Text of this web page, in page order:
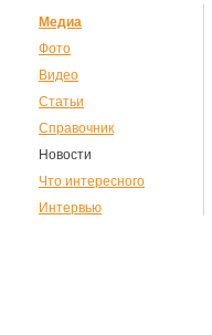
Медиа
Фото
Видео
Статьи
Справочник
Новости
Что интересного
Интервью